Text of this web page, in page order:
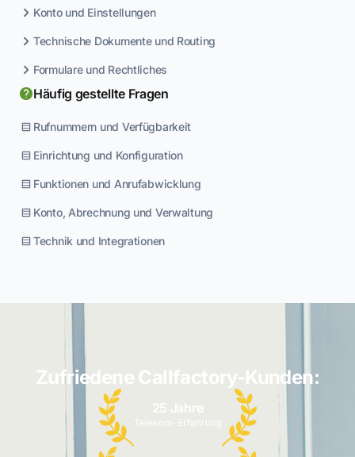
Konto und Einstellungen
Technische Dokumente und Routing
Formulare und Rechtliches
Häufig gestellte Fragen
Rufnummern und Verfügbarkeit
Einrichtung und Konfiguration
Funktionen und Anrufabwicklung
Konto, Abrechnung und Verwaltung
Technik und Integrationen
Zufriedene Callfactory-Kunden:
25 Jahre
Telekom-Erfahrung